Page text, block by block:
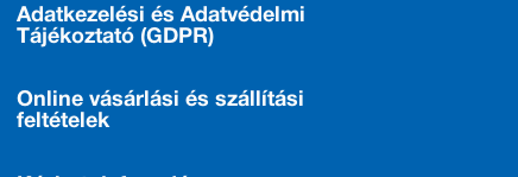
Adatkezelési és Adatvédelmi
Tájékoztató (GDPR)
Online vásárlási és szállítási
feltételek